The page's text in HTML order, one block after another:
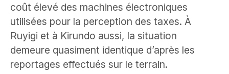
coût élevé des machines électroniques
utilisées pour la perception des taxes. À
Ruyigi et à Kirundo aussi, la situation
demeure quasiment identique d’après les
reportages effectués sur le terrain.